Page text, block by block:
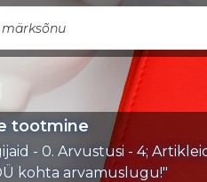
tootmine
- 0. Arvustusi - 4;
kohta arvamuslugu!"